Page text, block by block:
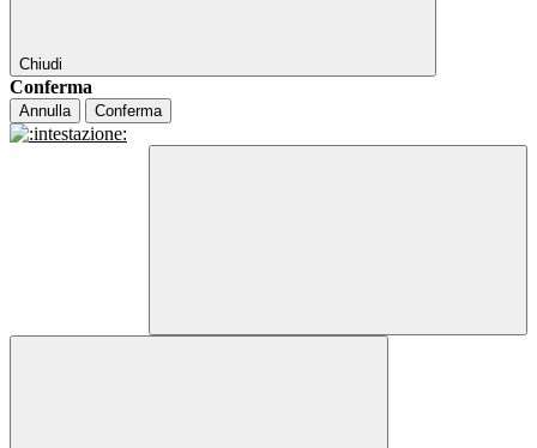
Chiudi
Conferma
Annulla Conferma